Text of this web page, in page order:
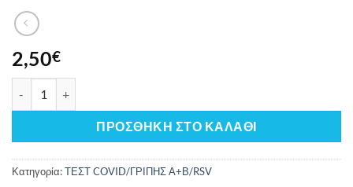
2,50€
ΠΡΟΣΘΉΚΗ ΣΤΟ ΚΑΛΆΘΙ
Κατηγορία:ΤΕΣΤ COVID/ΓΡΙΠΗΣ Α+Β/RSV